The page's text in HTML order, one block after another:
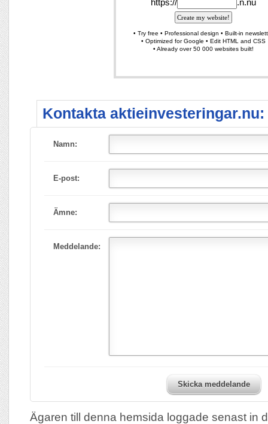
Kontakta aktieinvesteringar.nu:
Namn:
E-post:
Ämne:
Meddelande:
Skicka meddelande
Ägaren till denna hemsida loggade senast in